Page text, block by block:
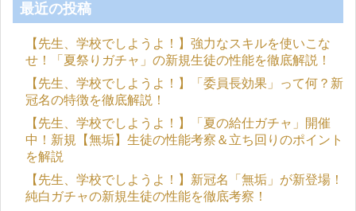
最近の投稿
【先生、学校でしようよ！】強力なスキルを使いこな
せ！「夏祭りガチャ」の新規生徒の性能を徹底解説！
【先生、学校でしようよ！】「委員長効果」って何？新
冠名の特徴を徹底解説！
【先生、学校でしようよ！】「夏の給仕ガチャ」開催
中！新規【無垢】生徒の性能考察＆立ち回りのポイント
を解説
【先生、学校でしようよ！】新冠名「無垢」が新登場！
純白ガチャの新規生徒の性能を徹底考察！